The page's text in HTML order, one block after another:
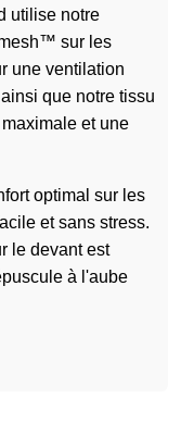
utilise notre
sur les
une ventilation
que notre tissu
et une
optimal sur les
et sans stress.
le devant est
à l'aube